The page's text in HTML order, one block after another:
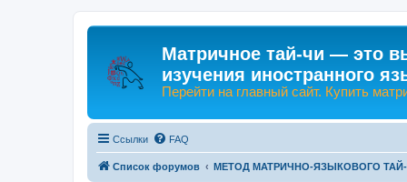
Матричное тай-чи — это
изучения иностранного
Перейти на главный сайт. Купить
Ссылки FAQ
Список форумов МЕТОД МАТРИЧНО-ЯЗЫКОВОГО